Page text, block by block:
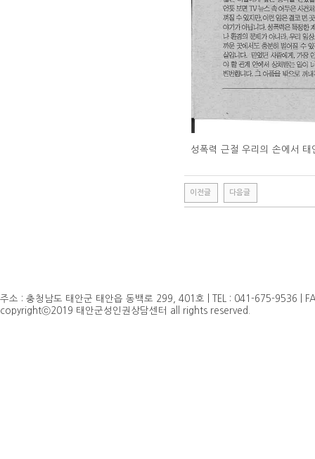
성폭력 근절 우리의 손에서 태
이전글 다음글
주소 : 충청남도 태안군 태안읍 동백로 299, 401호 | TEL : 041-675-9536 |
copyrightⓒ2019 태안군성인권상담센터 all rights reserved.